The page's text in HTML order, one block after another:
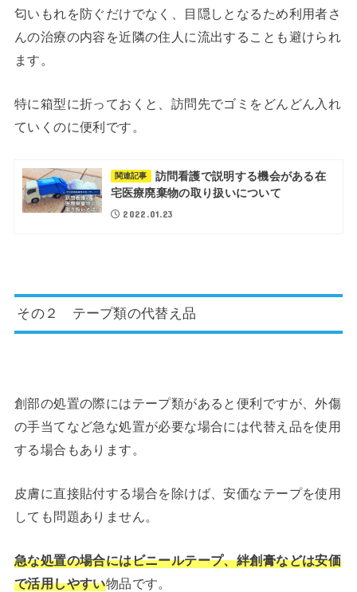
匂いもれを防ぐだけでなく、目隠しとなるため利用者さ
んの治療の内容を近隣の住人に流出することも避けられ
ます。
特に箱型に折っておくと、訪問先でゴミをどんどん入れ
ていくのに便利です。
関連記事
訪問看護で説明する機会がある在
宅医療廃棄物の取り扱いについて
2022.01.23
その２ テープ類の代替え品
創部の処置の際にはテープ類があると便利ですが、外傷
の手当てなど急な処置が必要な場合には代替え品を使用
する場合もあります。
皮膚に直接貼付する場合を除けば、安価なテープを使用
しても問題ありません。
急な処置の場合にはビニールテープ、絆創膏などは安価
で活用しやすい物品です。